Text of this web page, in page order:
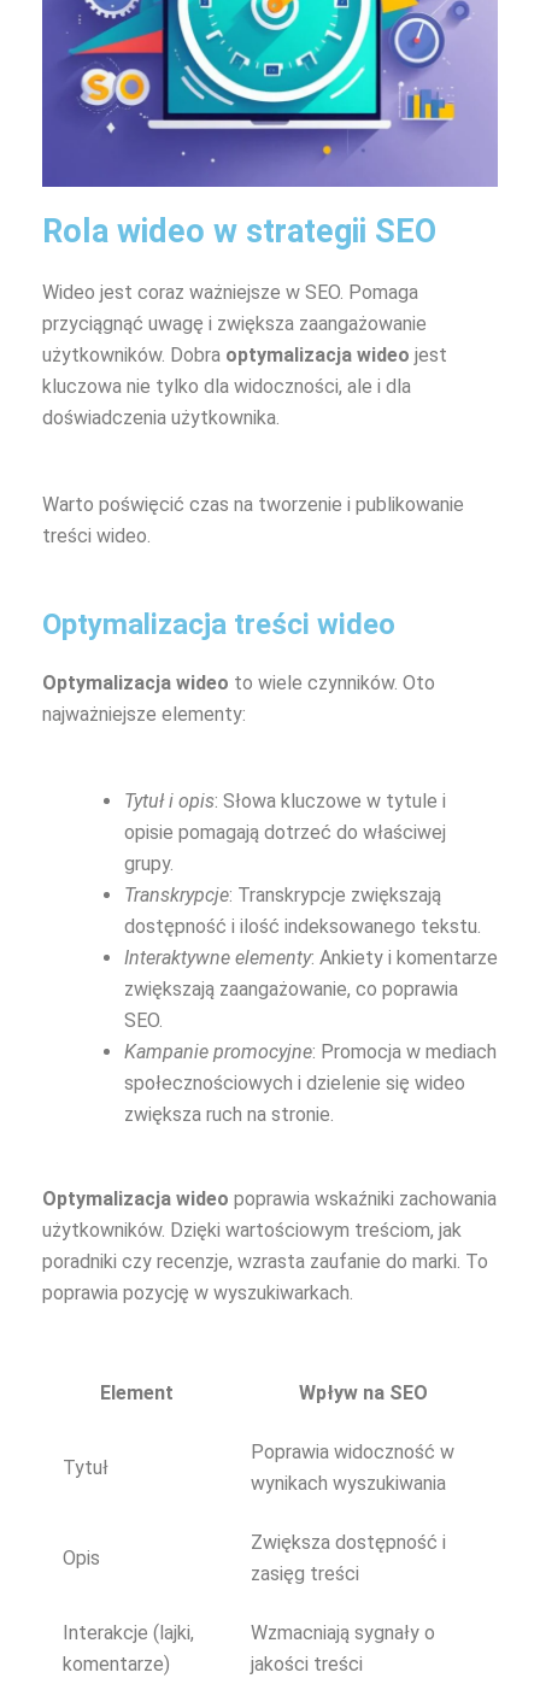
Rola wideo w strategii SEO
Wideo jest coraz ważniejsze w SEO. Pomaga
przyciągnąć uwagę i zwiększa zaangażowanie
użytkowników. Dobra optymalizacja wideo jest
kluczowa nie tylko dla widoczności, ale i dla
doświadczenia użytkownika.
Warto poświęcić czas na tworzenie i publikowanie
treści wideo.
Optymalizacja treści wideo
Optymalizacja wideo to wiele czynników. Oto
najważniejsze elementy:
Tytuł i opis: Słowa kluczowe w tytule i
opisie pomagają dotrzeć do właściwej
grupy.
Transkrypcje: Transkrypcje zwiększają
dostępność i ilość indeksowanego tekstu.
Interaktywne elementy: Ankiety i komentarze
zwiększają zaangażowanie, co poprawia
SEO.
Kampanie promocyjne: Promocja w mediach
społecznościowych i dzielenie się wideo
zwiększa ruch na stronie.
Optymalizacja wideo poprawia wskaźniki zachowania
użytkowników. Dzięki wartościowym treściom, jak
poradniki czy recenzje, wzrasta zaufanie do marki. To
poprawia pozycję w wyszukiwarkach.
Element Wpływ na SEO
Tytuł
Poprawia widoczność w
wynikach wyszukiwania
Opis
Zwiększa dostępność i
zasięg treści
Interakcje (lajki,
komentarze)
Wzmacniają sygnały o
jakości treści